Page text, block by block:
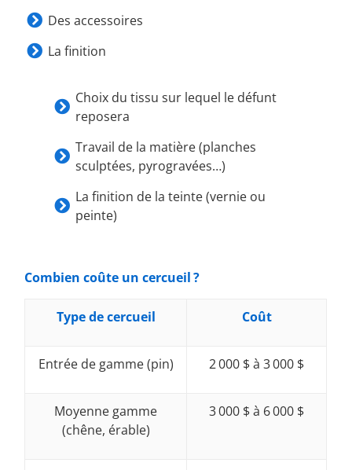
Des accessoires
La finition
Choix du tissu sur lequel le défunt
reposera
Travail de la matière (planches
sculptées, pyrogravées…)
La finition de la teinte (vernie ou
peinte)
Combien coûte un cercueil ?
Type de cercueil Coût
Entrée de gamme (pin) 2 000 $ à 3 000 $
Moyenne gamme
(chêne, érable)
3 000 $ à 6 000 $